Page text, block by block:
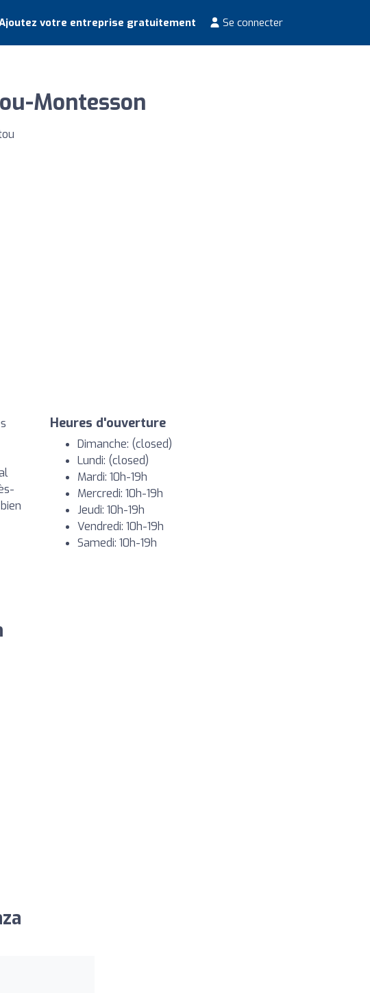
votre entreprise gratuitement Se connecter
Montesson
Heures d'ouverture
Dimanche: (closed)
Lundi: (closed)
Mardi: 10h-19h
Mercredi: 10h-19h
Jeudi: 10h-19h
Vendredi: 10h-19h
Samedi: 10h-19h